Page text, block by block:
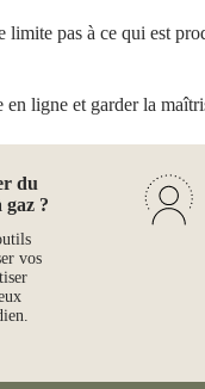
pas à ce qui est
ligne et garder la
du
gaz ?
vos